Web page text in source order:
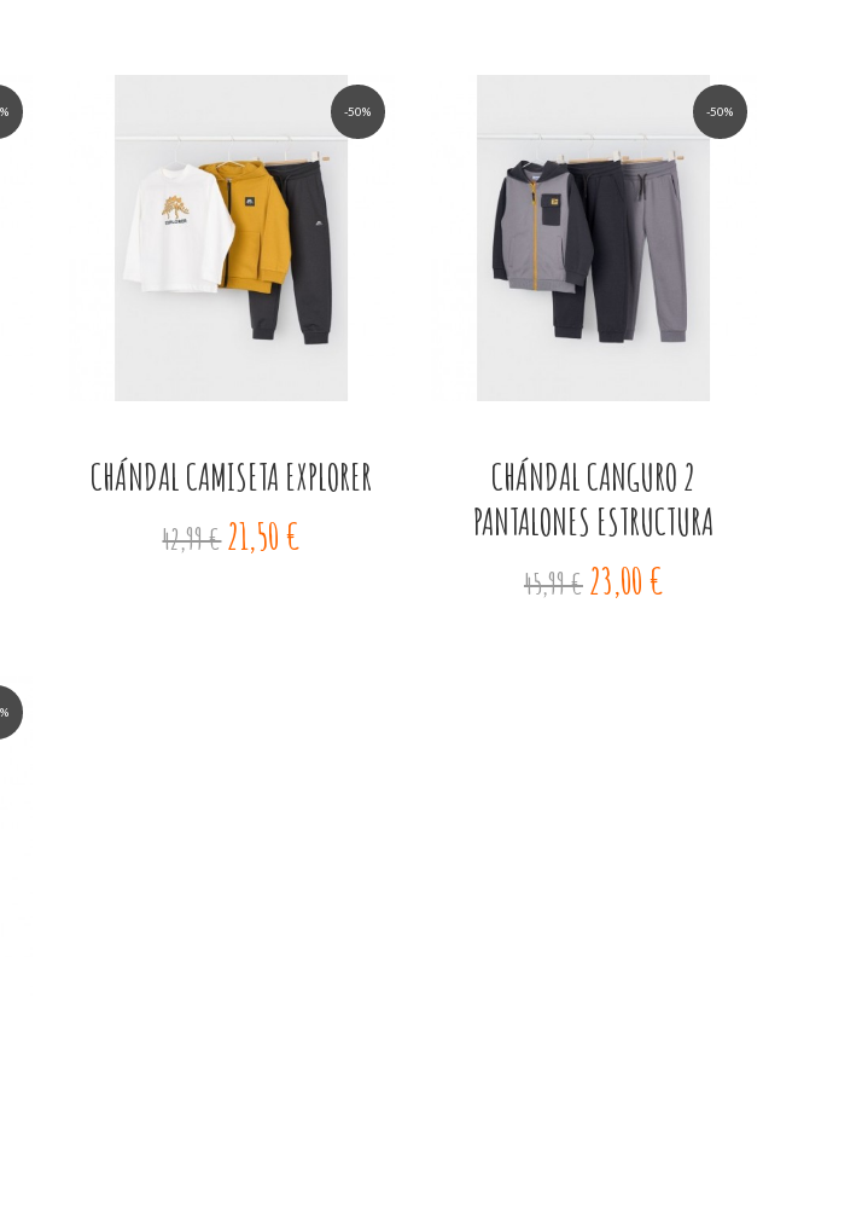
-50%
CHÁNDAL CAMISETA EXPLORER
42,99 €21,50 €
-50%
CHÁNDAL CANGURO 2
PANTALONES ESTRUCTURA
45,99 € 23,00 €